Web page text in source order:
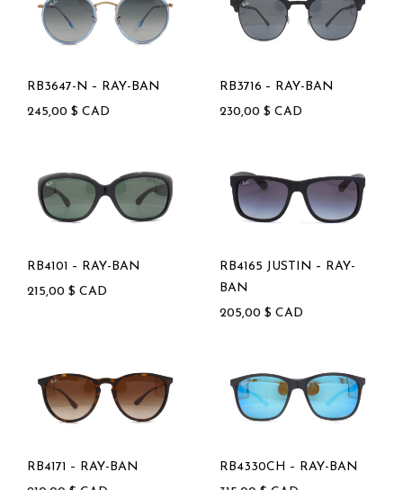
RB3647-N – RAY-BAN
245,00 $ CAD
RB3716 – RAY-BAN
230,00 $ CAD
RB4101 – RAY-BAN
215,00 $ CAD
RB4165 JUSTIN – RAY-
BAN
205,00 $ CAD
RB4171 – RAY-BAN
RB4330CH – RAY-BAN